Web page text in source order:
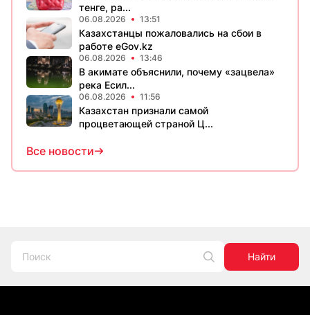
тенге, ра...
06.08.2026 13:51
Казахстанцы пожаловались на сбои в
работе eGov.kz
06.08.2026 13:46
В акимате объяснили, почему «зацвела»
река Есил...
06.08.2026 11:56
Казахстан признали самой
процветающей страной Ц...
Все новости
Найти